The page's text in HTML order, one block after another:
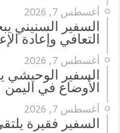
أغسطس 7, 2026
السفير السنيني
التعافي وإعادة
أغسطس 7, 2026
السفير
الأوضاع في اليمن
أغسطس 7, 2026
السفير فقيرة